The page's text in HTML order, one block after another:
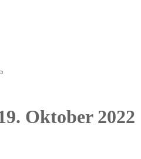
Oktober 2022